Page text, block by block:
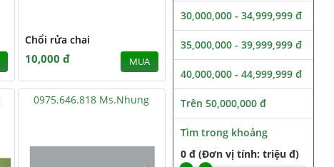
Chổi rửa chai
10,000 đ MUA
0975.646.818 Ms.Nhung
30,000,000 - 34,999,999 đ
35,000,000 - 39,999,999 đ
40,000,000 - 44,999,999 đ
Trên 50,000,000 đ
Tìm trong khoảng
0 đ (Đơn vị tính: triệu đ)